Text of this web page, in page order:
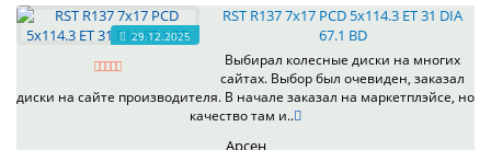
29.12.2025
RST R137 7x17 PCD 5x114.3 ET 31 DIA
67.1 BD
Выбирал колесные диски на многих
сайтах. Выбор был очевиден, заказал
диски на сайте производителя. В начале заказал на маркетплэйсе, но
качество там и..
Арсен